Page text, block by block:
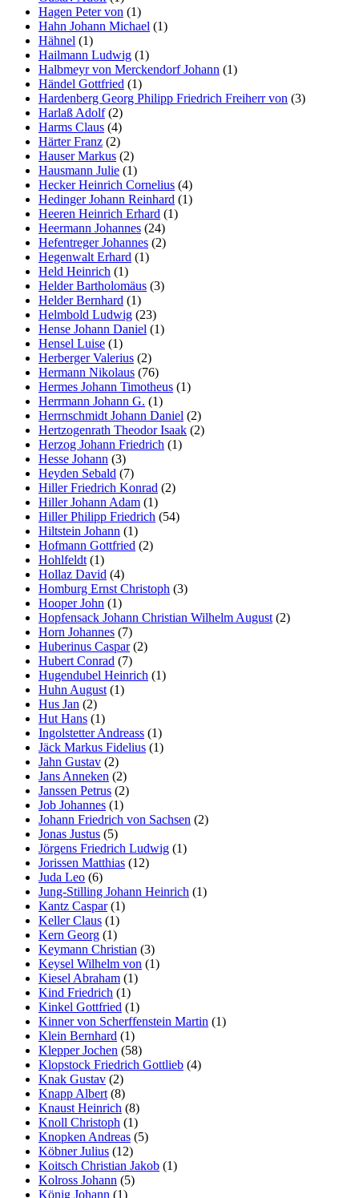
Hagen Peter von (1)
Hahn Johann Michael (1)
Hähnel (1)
Hailmann Ludwig (1)
Halbmeyr von Merckendorf Johann (1)
Händel Gottfried (1)
Hardenberg Georg Philipp Friedrich Freiherr von (3)
Harlaß Adolf(2)
Harms Claus (4)
Härter Franz (2)
Hauser Markus (2)
Hausmann Julie (1)
Hecker Heinrich Cornelius (4)
Hedinger Johann Reinhard (1)
Heeren Heinrich Erhard (1)
Heermann Johannes (24)
Hefentreger Johannes (2)
Hegenwalt Erhard (1)
Held Heinrich (1)
Helder Bartholomäus (3)
Helder Bernhard (1)
Helmbold Ludwig (23)
Hense Johann Daniel (1)
Hensel Luise (1)
Herberger Valerius (2)
Hermann Nikolaus (76)
Hermes Johann Timotheus (1)
Herrmann Johann G. (1)
Herrnschmidt Johann Daniel (2)
Hertzogenrath Theodor Isaak (2)
Herzog Johann Friedrich (1)
Hesse Johann (3)
Heyden Sebald (7)
Hiller Friedrich Konrad (2)
Hiller Johann Adam (1)
Hiller Philipp Friedrich (54)
Hiltstein Johann (1)
Hofmann Gottfried (2)
Hohlfeldt (1)
Hollaz David (4)
Homburg Ernst Christoph (3)
Hooper John (1)
Hopfensack Johann Christian Wilhelm August (2)
Horn Johannes (7)
Huberinus Caspar(2)
Hubert Conrad (7)
Hugendubel Heinrich (1)
Huhn August (1)
Hus Jan (2)
Hut Hans (1)
Ingolstetter Andreass (1)
Jäck Markus Fidelius (1)
Jahn Gustav (2)
Jans Anneken (2)
Janssen Petrus (2)
Job Johannes (1)
Johann Friedrich von Sachsen (2)
Jonas Justus (5)
Jörgens Friedrich Ludwig (1)
Jorissen Matthias (12)
Juda Leo (6)
Jung-Stilling Johann Heinrich (1)
Kantz Caspar(1)
Keller Claus (1)
Kern Georg (1)
Keymann Christian (3)
Keysel Wilhelm von (1)
Kiesel Abraham (1)
Kind Friedrich (1)
Kinkel Gottfried (1)
Kinner von Scherffenstein Martin (1)
Klein Bernhard (1)
Klepper Jochen (58)
Klopstock Friedrich Gottlieb (4)
Knak Gustav (2)
Knapp Albert (8)
Knaust Heinrich (8)
Knoll Christoph (1)
Knopken Andreas (5)
Köbner Julius (12)
Koitsch Christian Jakob (1)
Kolross Johann (5)
König Johann (1)